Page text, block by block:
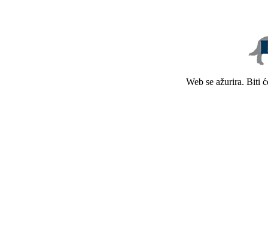
Web se ažurira. Biti